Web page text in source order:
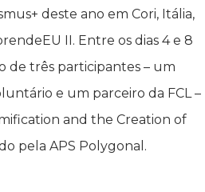
deste ano em Cori, Itália,
II. Entre os dias 4 e 8
de três participantes – um
e um parceiro da FCL –
and the Creation of
pela APS Polygonal.